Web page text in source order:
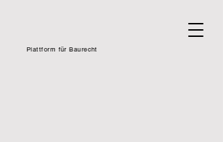
Plattform für Baurecht